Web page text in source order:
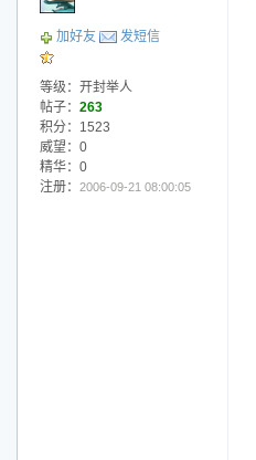
加好友 发短信
等级：开封举人
帖子： 263
积分：1523
威望：0
精华：0
注册： 2006-09-21 08:00:05